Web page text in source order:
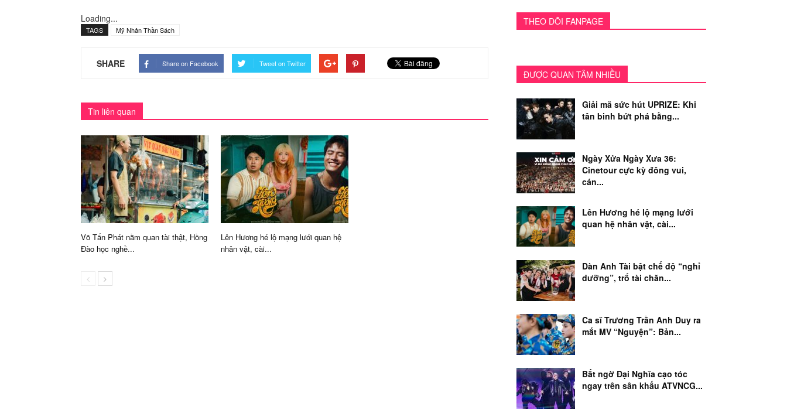
Loading...
TAGS Mỹ Nhân Thần Sách
SHARE Share on Facebook Tweet on Twitter
Tin liên quan
Võ Tấn Phát nằm quan tài thật, Hồng
Đào học nghề...
Lên Hương hé lộ mạng lưới quan hệ
nhân vật, cài...
THEO DÕI FANPAGE
ĐƯỢC QUAN TÂM NHIỀU
Giải mã sức hút UPRIZE: Khi
tân binh bứt phá bằng...
Ngày Xửa Ngày Xưa 36:
Cinetour cực kỳ đông vui,
cán...
Lên Hương hé lộ mạng lưới
quan hệ nhân vật, cài...
Dàn Anh Tài bật chế độ “nghỉ
dưỡng”, trổ tài chăn...
Ca sĩ Trương Trần Anh Duy ra
mắt MV “Nguyện”: Bản...
Bất ngờ Đại Nghĩa cạo tóc
ngay trên sân khấu ATVNCG...